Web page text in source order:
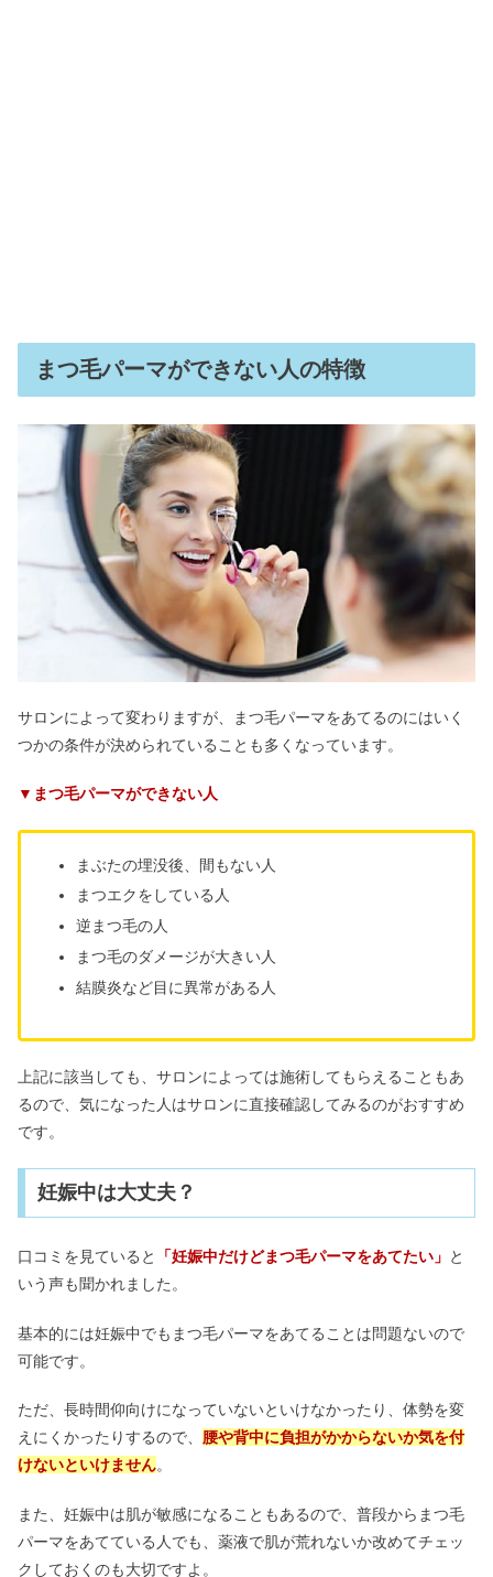
まつ毛パーマができない人の特徴
サロンによって変わりますが、まつ毛パーマをあてるのにはいく
つかの条件が決められていることも多くなっています。
▼まつ毛パーマができない人
まぶたの埋没後、間もない人
まつエクをしている人
逆まつ毛の人
まつ毛のダメージが大きい人
結膜炎など目に異常がある人
上記に該当しても、サロンによっては施術してもらえることもあ
るので、気になった人はサロンに直接確認してみるのがおすすめ
です。
妊娠中は大丈夫？
口コミを見ていると 「妊娠中だけどまつ毛パーマをあてたい」 と
いう声も聞かれました。
基本的には妊娠中でもまつ毛パーマをあてることは問題ないので
可能です。
ただ、長時間仰向けになっていないといけなかったり、体勢を変
えにくかったりするので、 腰や背中に負担がかからないか気を付
けないといけません。
また、妊娠中は肌が敏感になることもあるので、普段からまつ毛
パーマをあてている人でも、薬液で肌が荒れないか改めてチェッ
クしておくのも大切ですよ。